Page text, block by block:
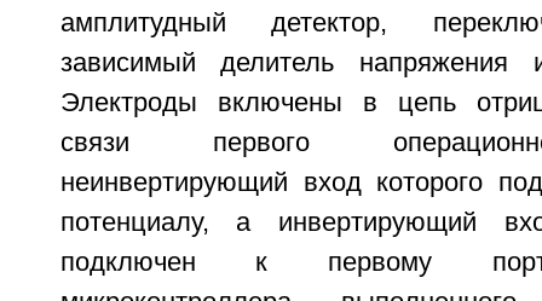
амплитудный детектор,
зависимый делитель напряжения
Электроды включены в цепь
связи первого
неинвертирующий вход которого
потенциалу, а инвертирующий
подключен к первому